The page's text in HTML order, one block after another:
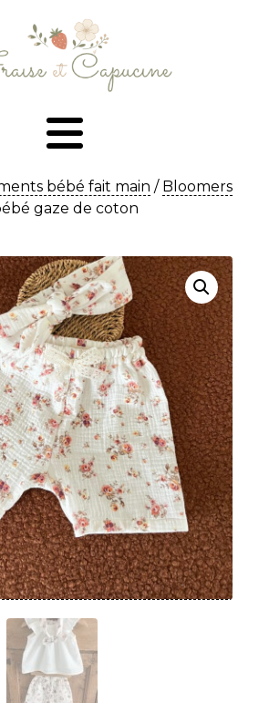
bébé fait main / Bloomers
gaze de coton